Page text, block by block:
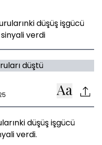
düşüş işgücü
verdi
düşüş işgücü
verdi.